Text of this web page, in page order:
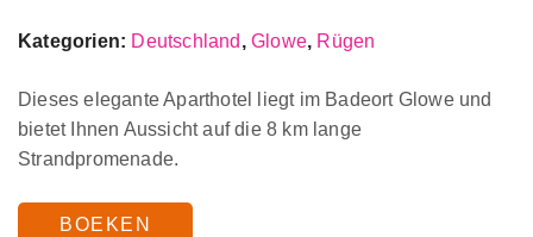
Kategorien: Deutschland ,Glowe, Rügen
Dieses elegante Aparthotel liegt im Badeort Glowe und
bietet Ihnen Aussicht auf die 8 km lange
Strandpromenade.
BOEKEN